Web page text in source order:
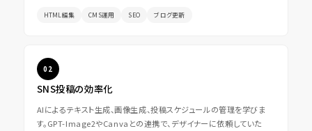
HTML編集 CMS運用 SEO ブログ更新
02
SNS投稿の効率化
AIによるテキスト生成、画像生成、投稿スケジュールの管理を学びま
す。GPT-Image2やCanvaとの連携で、デザイナーに依頼していた